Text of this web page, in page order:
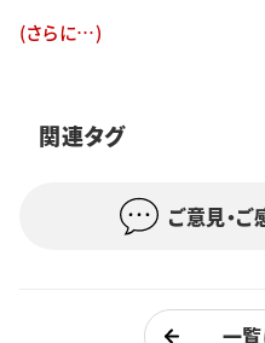
校友
特集・企画
(さらに…)
関連タグ
ご意見・
一